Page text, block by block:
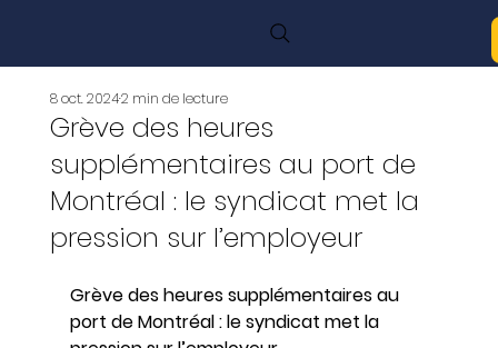
Grève des heures
supplémentaires au port de
Montréal : le syndicat met la
pression sur l’employeur
8 oct. 20242 min de lecture
Grève des heures supplémentaires au
port de Montréal : le syndicat met la